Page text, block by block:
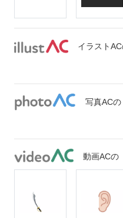
イラスト
写真AC
動画ACの